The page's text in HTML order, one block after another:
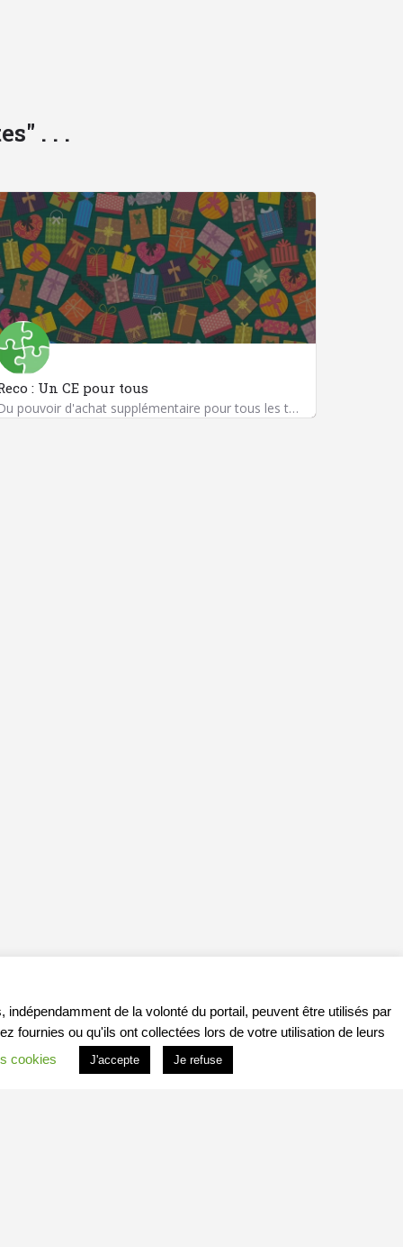
. . .
: Un CE pour tous
Du pouvoir d'achat supplémentaire pour tous les travailleurs (et leurs ayants droit)
de la volonté du portail, peuvent être utilisés par
fournies ou qu'ils ont collectées lors de votre utilisation de leurs
cookies
J'accepte Je refuse